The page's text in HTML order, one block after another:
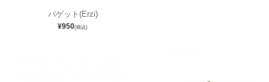
バゲット(Erzi)
¥950(税込)